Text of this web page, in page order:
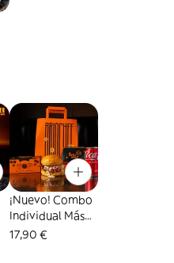
¡Nuevo! Combo
Individual Más
Top
17,90 €